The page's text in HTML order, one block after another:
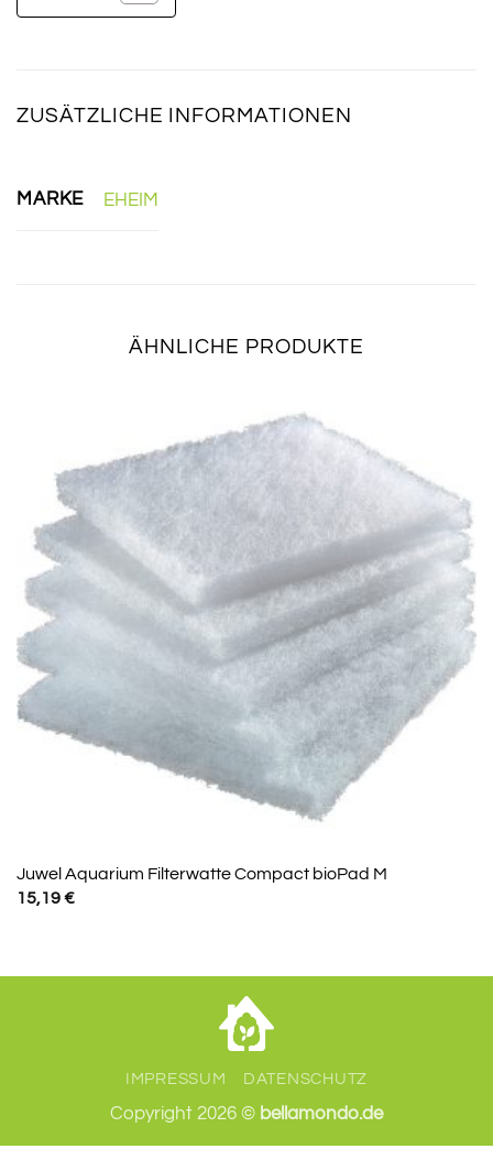
ZUSÄTZLICHE INFORMATIONEN
MARKE EHEIM
ÄHNLICHE PRODUKTE
Juwel Aquarium Filterwatte Compact bioPad M
15,19€
IMPRESSUM DATENSCHUTZ
Copyright 2026 © bellamondo.de